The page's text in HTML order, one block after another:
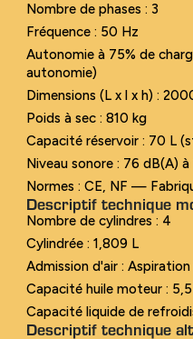
Nombre de phases : 3
Fréquence : 50 Hz
Autonomie à 75% de
autonomie)
Dimensions (L x l x h) :
Poids à sec : 810 kg
Capacité réservoir : 70 L
Niveau sonore : 76 dB(A)
Normes : CE, NF —
Descriptif technique
Nombre de cylindres : 4
Cylindrée : 1,809 L
Admission d'air :
Capacité huile moteur :
Capacité liquide de
Descriptif technique